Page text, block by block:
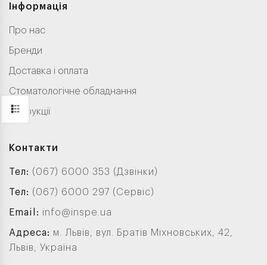
Інформація
Про нас
Бренди
Доставка і оплата
Стоматологічне обладнання
Інструкції
Контакти
Тел: (067) 6000 353 (Дзвінки)
Тел: (067) 6000 297 (Сервіс)
Email: info@inspe.ua
Адреса: м. Львів, вул. Братів Міхновських, 42,
Львів, Україна